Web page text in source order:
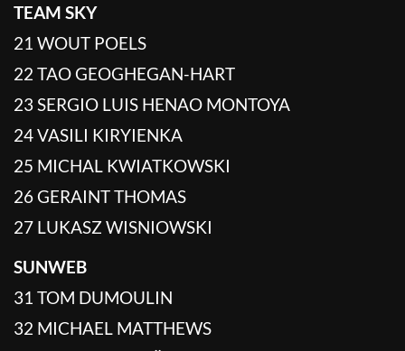
TEAM SKY
21 WOUT POELS
22 TAO GEOGHEGAN-HART
23 SERGIO LUIS HENAO MONTOYA
24 VASILI KIRYIENKA
25 MICHAL KWIATKOWSKI
26 GERAINT THOMAS
27 LUKASZ WISNIOWSKI
SUNWEB
31 TOM DUMOULIN
32 MICHAEL MATTHEWS